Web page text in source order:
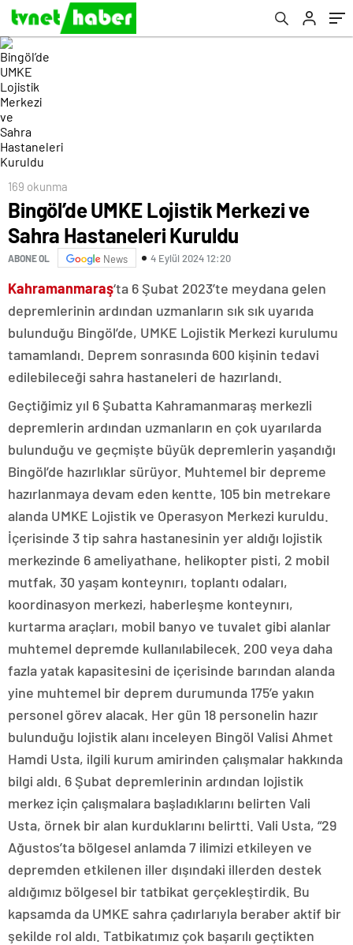
169 okunma
Bingöl’de UMKE Lojistik Merkezi ve
Sahra Hastaneleri Kuruldu
ABONE OL News 4 Eylül 2024 12:20
Kahramanmaraş‘ta 6 Şubat 2023’te meydana gelen
depremlerinin ardından uzmanların sık sık uyarıda
bulunduğu Bingöl’de, UMKE Lojistik Merkezi kurulumu
tamamlandı. Deprem sonrasında 600 kişinin tedavi
edilebileceği sahra hastaneleri de hazırlandı.
Geçtiğimiz yıl 6 Şubatta Kahramanmaraş merkezli
depremlerin ardından uzmanların en çok uyarılarda
bulunduğu ve geçmişte büyük depremlerin yaşandığı
Bingöl’de hazırlıklar sürüyor. Muhtemel bir depreme
hazırlanmaya devam eden kentte, 105 bin metrekare
alanda UMKE Lojistik ve Operasyon Merkezi kuruldu.
İçerisinde 3 tip sahra hastanesinin yer aldığı lojistik
merkezinde 6 ameliyathane, helikopter pisti, 2 mobil
mutfak, 30 yaşam konteynırı, toplantı odaları,
koordinasyon merkezi, haberleşme konteynırı,
kurtarma araçları, mobil banyo ve tuvalet gibi alanlar
muhtemel depremde kullanılabilecek. 200 veya daha
fazla yatak kapasitesini de içerisinde barından alanda
yine muhtemel bir deprem durumunda 175’e yakın
personel görev alacak. Her gün 18 personelin hazır
bulunduğu lojistik alanı inceleyen Bingöl Valisi Ahmet
Hamdi Usta, ilgili kurum amirinden çalışmalar hakkında
bilgi aldı. 6 Şubat depremlerinin ardından lojistik
merkez için çalışmalara başladıklarını belirten Vali
Usta, örnek bir alan kurduklarını belirtti. Vali Usta, “29
Ağustos’ta bölgesel anlamda 7 ilimizi etkileyen ve
depremden etkilenen iller dışındaki illerden destek
aldığımız bölgesel bir tatbikat gerçekleştirdik. Bu
kapsamda da UMKE sahra çadırlarıyla beraber aktif bir
şekilde rol aldı. Tatbikatımız çok başarılı geçtikten